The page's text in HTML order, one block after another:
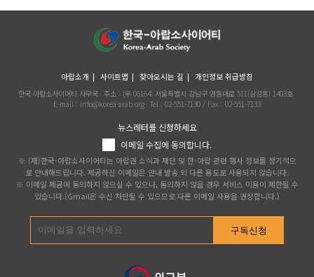
아랍소개 사이트맵 찾아오시는 길 개인정보 취급방침
한국-아랍소사이어티 사무국 주소 : (우 06164) 서울특별시 강남구 영동대로 511(삼성동) 1403호
E-mail : info@korea-arab.org Tel : 02-551-7130 / Fax : 02-551-7133
뉴스레터를 신청하세요
이메일 수집에 동의합니다.
※ (재)한국-아랍소사이어티는 아랍권 소식과 재단 및 한-아랍 관련 행사 정보를 정기적으
로 안내해드립니다. 제공하신 이메일은 안내 발송 외 다른 용도로 사용되지 않습니다.
※ 이메일 제공에 동의하지 않으실 수 있으나, 동의하지 않을 경우 서비스 이용이 제한될 수
있습니다.(Gmail은 수신 차단될 수 있으므로 다른 이메일 사용을 권장합니다.)
구독신청